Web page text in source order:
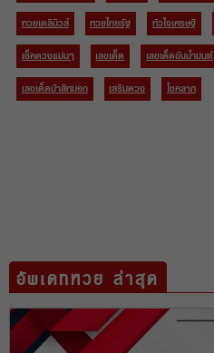
หวยเดลินิวส์
หวยไทยรัฐ หัวใจเศรษฐี
เช็คดวงแม่นๆ
เลขเด็ด เลขเด็ดขันน้ำมนต์
เลขเด็ดม้าสีหมอก
เสริมดวง โชคลาภ
อัพเดทหวย ล่าสุด